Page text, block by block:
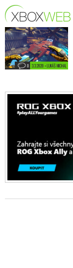
3.3.2020 • LUKÁŠ MICHAL
0